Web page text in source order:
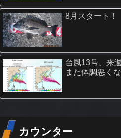
8月スタート！
台風13号、来
また体調悪くな
カウンター